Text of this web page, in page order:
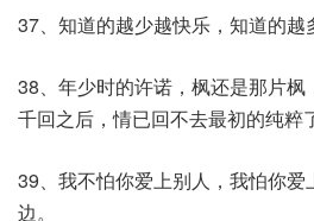
37、知道的越少越快乐，知道的越
38、年少时的许诺，枫还是那片
千回之后，情已回不去最初的纯粹
39、我不怕你爱上别人，我怕你爱
边。